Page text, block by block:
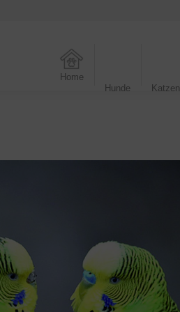
Home
Hunde
Katzen